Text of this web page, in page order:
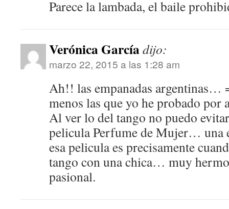
Parece la lambada, el baile
Verónica Garcíadijo:
marzo 22, 2015 a las 1:28 am
Ah!! las empanadas
menos las que yo he probado por
Al ver lo del tango no puedo
pelicula Perfume de Mujer… una
esa pelicula es precisamente
tango con una chica… muy
pasional.